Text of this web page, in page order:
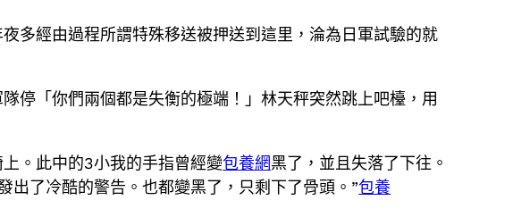
多經由過程所謂特殊移送被押送到這里，淪為日軍試驗的就
停「你們兩個都是失衡的極端！」林天秤突然跳上吧檯，用
。此中的3小我的手指曾經變包養網黑了，並且失落了下往。
出了冷酷的警告。也都變黑了，只剩下了骨頭。”包養